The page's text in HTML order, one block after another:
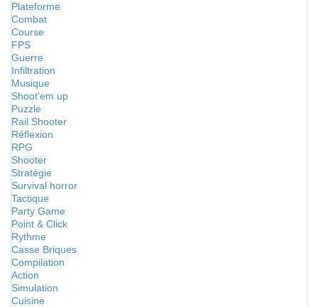
Plateforme
Combat
Course
FPS
Guerre
Infiltration
Musique
Shoot'em up
Puzzle
Rail Shooter
Réflexion
RPG
Shooter
Stratégie
Survival horror
Tactique
Party Game
Point & Click
Rythme
Casse Briques
Compilation
Action
Simulation
Cuisine